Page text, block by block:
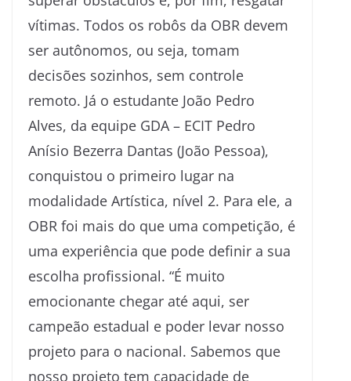
vítimas. Todos os robôs da OBR devem
ser autônomos, ou seja, tomam
decisões sozinhos, sem controle
remoto. Já o estudante João Pedro
Alves, da equipe GDA – ECIT Pedro
Anísio Bezerra Dantas (João Pessoa),
conquistou o primeiro lugar na
modalidade Artística, nível 2. Para ele, a
OBR foi mais do que uma competição, é
uma experiência que pode definir a sua
escolha profissional. “É muito
emocionante chegar até aqui, ser
campeão estadual e poder levar nosso
projeto para o nacional. Sabemos que
nosso projeto tem capacidade de